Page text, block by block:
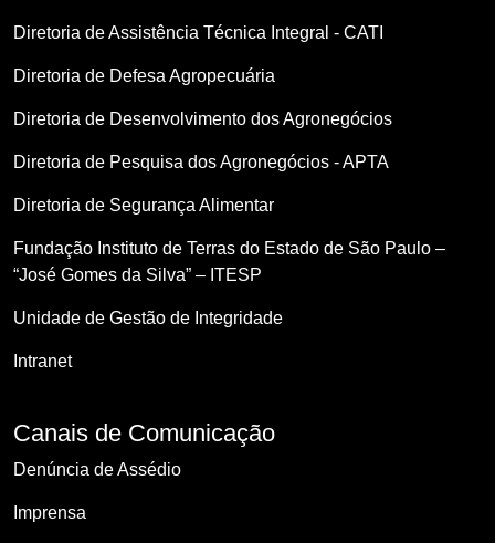
Diretoria de Assistência Técnica Integral - CATI
Diretoria de Defesa Agropecuária
Diretoria de Desenvolvimento dos Agronegócios
Diretoria de Pesquisa dos Agronegócios - APTA
Diretoria de Segurança Alimentar
Fundação Instituto de Terras do Estado de São Paulo –
“José Gomes da Silva” – ITESP
Unidade de Gestão de Integridade
Intranet
Canais de Comunicação
Denúncia de Assédio
Imprensa